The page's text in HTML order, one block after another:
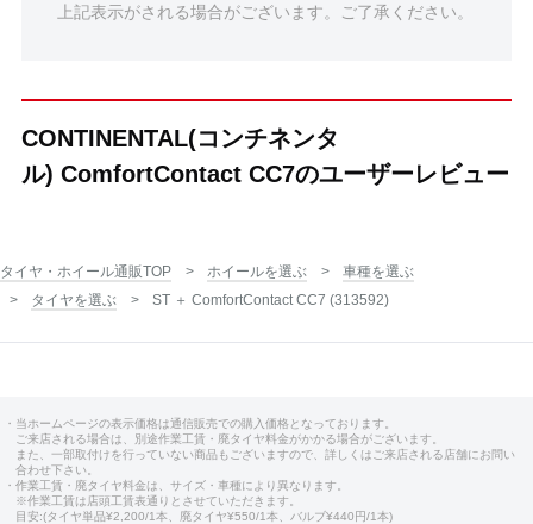
上記表示がされる場合がございます。ご了承ください。
CONTINENTAL(コンチネンタ
ル) ComfortContact CC7のユーザーレビュー
タイヤ・ホイール通販TOP ホイールを選ぶ
車種を選ぶ
タイヤを選ぶ
ST ＋ ComfortContact CC7 (313592)
・当ホームページの表示価格は通信販売での購入価格となっております。
ご来店される場合は、別途作業工賃・廃タイヤ料金がかかる場合がございます。
また、一部取付けを行っていない商品もございますので、詳しくはご来店される店舗にお問い
合わせ下さい。
・作業工賃・廃タイヤ料金は、サイズ・車種により異なります。
※作業工賃は店頭工賃表通りとさせていただきます。
目安:(タイヤ単品¥2,200/1本、廃タイヤ¥550/1本、バルブ¥440円/1本)